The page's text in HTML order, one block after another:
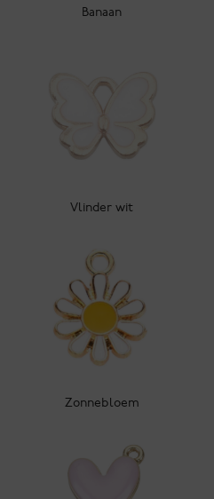
Banaan
Vlinder wit
Zonnebloem